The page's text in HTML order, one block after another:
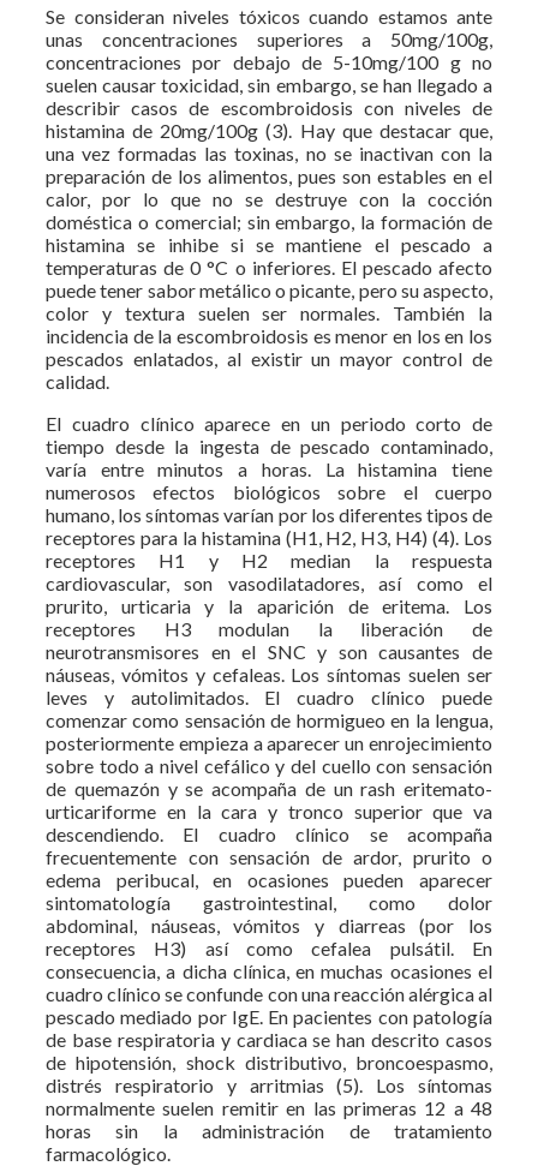
Se consideran niveles tóxicos cuando estamos ante
unas concentraciones superiores a 50mg/100g,
concentraciones por debajo de 5-10mg/100 g no
suelen causar toxicidad, sin embargo, se han llegado a
describir casos de escombroidosis con niveles de
histamina de 20mg/100g (3). Hay que destacar que,
una vez formadas las toxinas, no se inactivan con la
preparación de los alimentos, pues son estables en el
calor, por lo que no se destruye con la cocción
doméstica o comercial; sin embargo, la formación de
histamina se inhibe si se mantiene el pescado a
temperaturas de 0 °C o inferiores. El pescado afecto
puede tener sabor metálico o picante, pero su aspecto,
color y textura suelen ser normales. También la
incidencia de la escombroidosis es menor en los en los
pescados enlatados, al existir un mayor control de
calidad.
El cuadro clínico aparece en un periodo corto de
tiempo desde la ingesta de pescado contaminado,
varía entre minutos a horas. La histamina tiene
numerosos efectos biológicos sobre el cuerpo
humano, los síntomas varían por los diferentes tipos de
receptores para la histamina (H1, H2, H3, H4) (4). Los
receptores H1 y H2 median la respuesta
cardiovascular, son vasodilatadores, así como el
prurito, urticaria y la aparición de eritema. Los
receptores H3 modulan la liberación de
neurotransmisores en el SNC y son causantes de
náuseas, vómitos y cefaleas. Los síntomas suelen ser
leves y autolimitados. El cuadro clínico puede
comenzar como sensación de hormigueo en la lengua,
posteriormente empieza a aparecer un enrojecimiento
sobre todo a nivel cefálico y del cuello con sensación
de quemazón y se acompaña de un rash eritemato-
urticariforme en la cara y tronco superior que va
descendiendo. El cuadro clínico se acompaña
frecuentemente con sensación de ardor, prurito o
edema peribucal, en ocasiones pueden aparecer
sintomatología gastrointestinal, como dolor
abdominal, náuseas, vómitos y diarreas (por los
receptores H3) así como cefalea pulsátil. En
consecuencia, a dicha clínica, en muchas ocasiones el
cuadro clínico se confunde con una reacción alérgica al
pescado mediado por IgE. En pacientes con patología
de base respiratoria y cardiaca se han descrito casos
de hipotensión, shock distributivo, broncoespasmo,
distrés respiratorio y arritmias (5). Los síntomas
normalmente suelen remitir en las primeras 12 a 48
horas sin la administración de tratamiento
farmacológico.